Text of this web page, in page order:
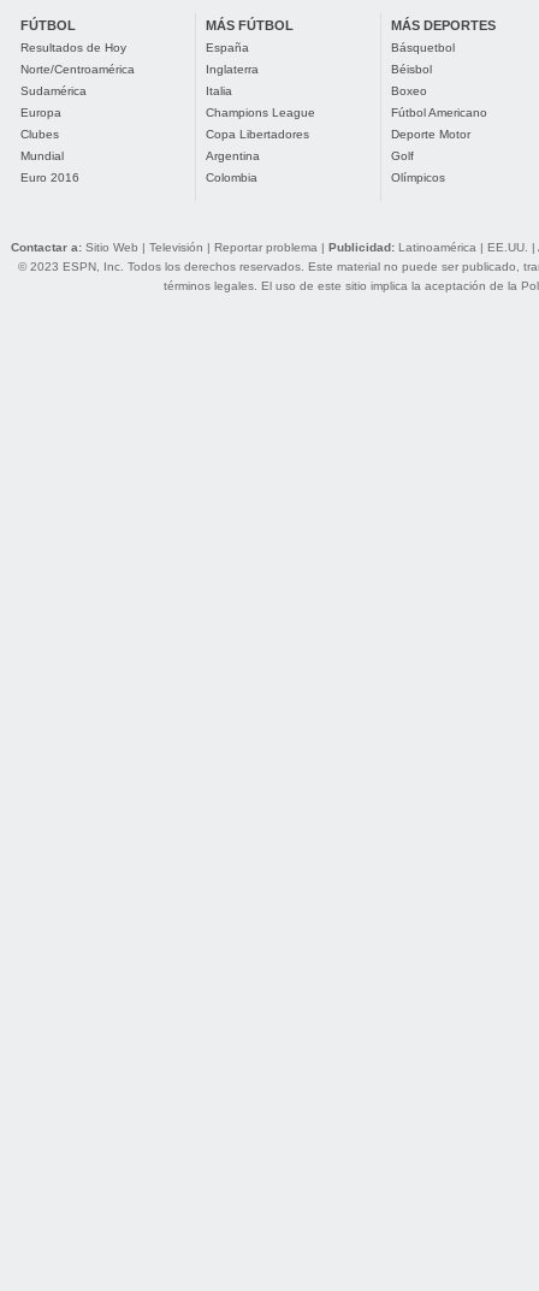
FÚTBOL
Resultados de Hoy
Norte/Centroamérica
Sudamérica
Europa
Clubes
Mundial
Euro 2016
MÁS FÚTBOL
España
Inglaterra
Italia
Champions League
Copa Libertadores
Argentina
Colombia
MÁS DEPORTES
Básquetbol
Béisbol
Boxeo
Fútbol Americano
Deporte Motor
Golf
Olímpicos
Contactar a: Sitio Web | Televisión | Reportar problema | Publicidad: Latinoamérica | EE.UU. |
© 2023 ESPN, Inc. Todos los derechos reservados. Este material no puede ser publicado,
términos legales. El uso de este sitio implica la aceptación de la